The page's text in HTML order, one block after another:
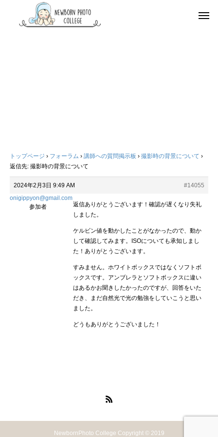
トップページ › フォーラム › 講師への質問掲示板 › 撮影時の背景について ›
返信先: 撮影時の背景について
2024年2月3日 9:49 AM
#14055
onigippyon@gmail.com
参加者
返信ありがとうございます！確認が遅くなり失礼
しました。
ケルビン値を動かしたことがなかったので、動か
して確認してみます。ISOについても承知しまし
た！ありがとうございます。
すみません。ホワイトボックスではなくソフトボ
ックスです。アンブレラとソフトボックスに違い
はあるかお聞きしたかったのですが、回答をいた
だき、まだ自然光で光の勉強をしていこうと思い
ました。
どうもありがとうございました！
NewbornPhoto College Copyright © 2019